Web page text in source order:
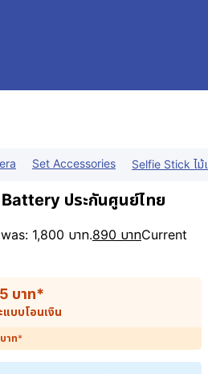
Set Accessories Selfie Stick ไม้
ประกันศูนย์ไทย
1,800 บาท.890 บาทCurrent
บาท*
แบบโอนเงิน
บาท*